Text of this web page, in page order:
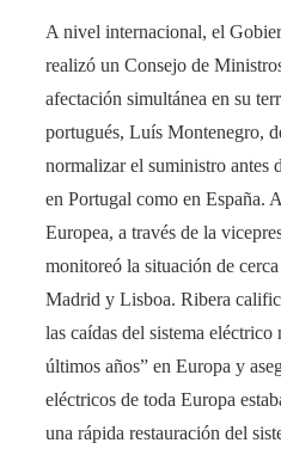
A nivel internacional, el
realizó un Consejo de
afectación simultánea en su
portugués, Luís Montenegro,
normalizar el suministro antes
en Portugal como en España​.
Europea, a través de la
monitoreó la situación de
Madrid y Lisboa. Ribera
las caídas del sistema eléctrico
últimos años” en Europa​ y
eléctricos de toda Europa
una rápida restauración del